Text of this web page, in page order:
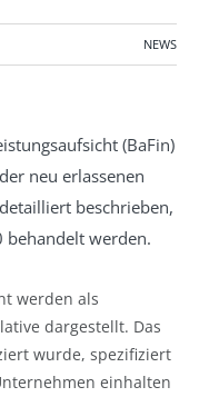
NEWS
(BaFin)
neu erlassenen
beschrieben,
behandelt werden.
werden als
dargestellt. Das
wurde, spezifiziert
einhalten